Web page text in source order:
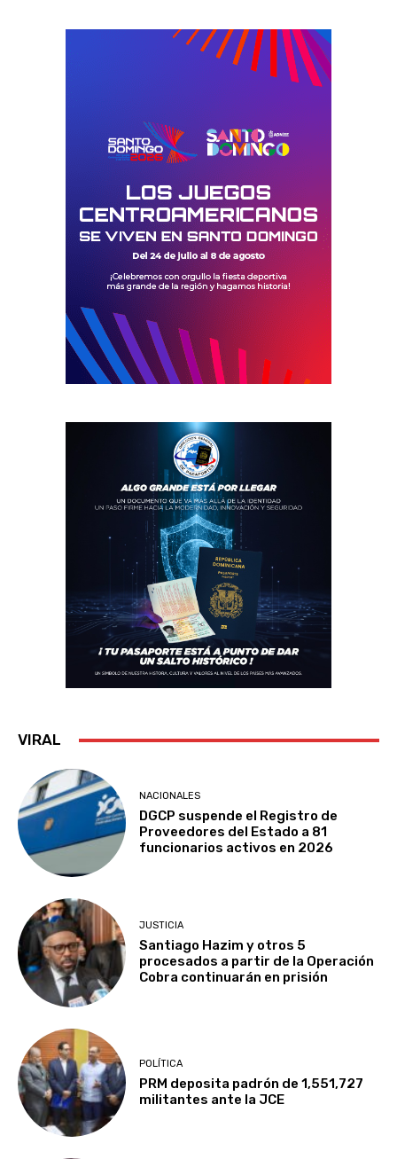
VIRAL
NACIONALES
DGCP suspende el Registro de
Proveedores del Estado a 81
funcionarios activos en 2026
JUSTICIA
Santiago Hazim y otros 5
procesados a partir de la Operación
Cobra continuarán en prisión
POLÍTICA
PRM deposita padrón de 1,551,727
militantes ante la JCE